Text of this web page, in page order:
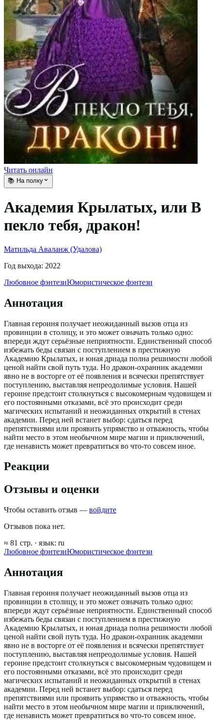
Читать онлайн
📚 На полку
Академия Крылатых, или В
пекло тебя, дракон!
Матильда Аваланж (Удалова)
Год выхода: 2022
Любовное фэнтезиЮмористическое фэнтези
Аннотация
Главная героиня получает неожиданный вызов отца из
провинции в столицу, и это может означать только одно:
впереди ждут серьёзные неприятности. Единственный способ
избежать беды связан с поступлением в престижную
Академию Крылатых, и юная дриада полна решимости любой
ценой найти свой путь туда. Но дракон-охранник академии
явно не в восторге от её появления и всячески препятствует
поступлению, выставляя непреодолимые условия. Нашей
героине предстоит столкнуться с высокомерным чудовищем и
его постоянными отказами, всё это происходит среди
магических испытаний и неожиданных открытий в стенах
академии. Перед ней встанет выбор: сдаться перед
препятствиями или проявить упрямство и отважность, чтобы
найти место в этом необычном мире магии и приключений,
где ненависть может превратиться во что-то совсем иное.
Реакции
Отзывы и оценки
Чтобы оставить отзыв — войдите
Отзывов пока нет.
≈ 81 стр. · язык: ru
Любовное фэнтезиЮмористическое фэнтези
Аннотация
Главная героиня получает неожиданный вызов отца из
провинции в столицу, и это может означать только одно:
впереди ждут серьёзные неприятности. Единственный способ
избежать беды связан с поступлением в престижную
Академию Крылатых, и юная дриада полна решимости любой
ценой найти свой путь туда. Но дракон-охранник академии
явно не в восторге от её появления и всячески препятствует
поступлению, выставляя непреодолимые условия. Нашей
героине предстоит столкнуться с высокомерным чудовищем и
его постоянными отказами, всё это происходит среди
магических испытаний и неожиданных открытий в стенах
академии. Перед ней встанет выбор: сдаться перед
препятствиями или проявить упрямство и отважность, чтобы
найти место в этом необычном мире магии и приключений,
где ненависть может превратиться во что-то совсем иное.